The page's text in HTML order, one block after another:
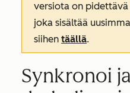
versiota on
joka sisältää
siihen täällä.
Synkronoi